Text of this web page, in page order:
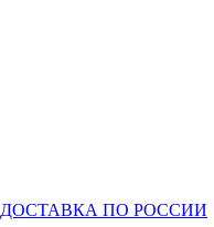
ДОСТАВКА ПО РОССИИ